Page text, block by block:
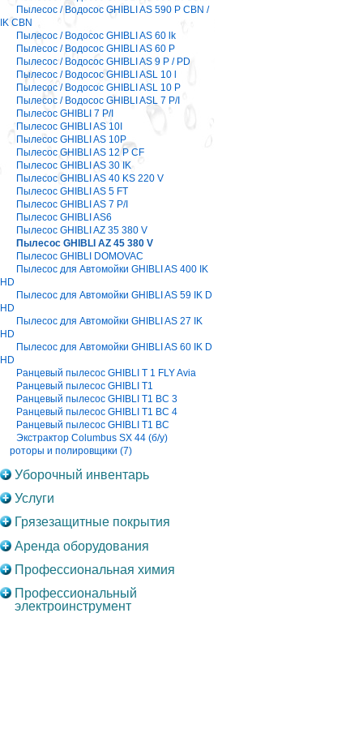
Пылесос / Водосос GHIBLI AS 590 P CBN /
IK CBN
Пылесос / Водосос GHIBLI AS 60 lk
Пылесос / Водосос GHIBLI AS 60 P
Пылесос / Водосос GHIBLI AS 9 P / PD
Пылесос / Водосос GHIBLI ASL 10 l
Пылесос / Водосос GHIBLI ASL 10 P
Пылесос / Водосос GHIBLI ASL 7 P/I
Пылесос GHIBLI 7 P/I
Пылесос GHIBLI AS 10I
Пылесос GHIBLI AS 10P
Пылесос GHIBLI AS 12 P CF
Пылесос GHIBLI AS 30 IK
Пылесос GHIBLI AS 40 KS 220 V
Пылесос GHIBLI AS 5 FT
Пылесос GHIBLI AS 7 P/I
Пылесос GHIBLI AS6
Пылесос GHIBLI AZ 35 380 V
Пылесос GHIBLI AZ 45 380 V
Пылесос GHIBLI DOMOVAC
Пылесос для Автомойки GHIBLI AS 400 IK
HD
Пылесос для Автомойки GHIBLI AS 59 IK D
HD
Пылесос для Автомойки GHIBLI AS 27 IK
HD
Пылесос для Автомойки GHIBLI AS 60 IK D
HD
Ранцевый пылесос GHIBLI T 1 FLY Avia
Ранцевый пылесос GHIBLI T1
Ранцевый пылесос GHIBLI T1 BC 3
Ранцевый пылесос GHIBLI T1 BC 4
Ранцевый пылесос GHIBLI T1 BC
Экстрактор Columbus SX 44 (б/у)
роторы и полировщики (7)
Уборочный инвентарь
Услуги
Грязезащитные покрытия
Аренда оборудования
Профессиональная химия
Профессиональный
электроинструмент